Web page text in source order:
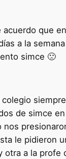
acuerdo que
a la
simce 🙁
de simce
nos
le pidieron
otra a la profe